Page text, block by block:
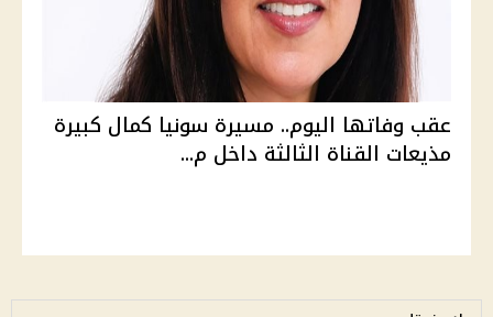
عقب وفاتها اليوم.. مسيرة سونيا كمال كبيرة
مذيعات القناة الثالثة داخل م...